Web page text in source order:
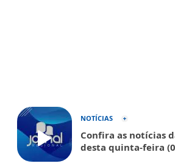
NOTÍCIAS
Confira as notícias
desta quinta-feira